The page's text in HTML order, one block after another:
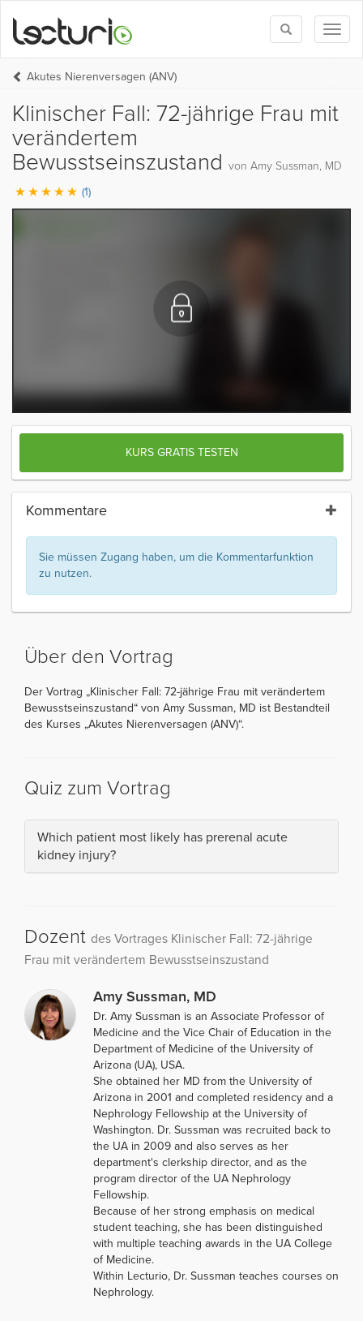
Toggle
search
Akutes Nierenversagen (ANV)
Klinischer Fall: 72-jährige Frau mit
verändertem
Bewusstseinszustand von Amy Sussman, MD
(1)
KURS GRATIS TESTEN
Kommentare
Sie müssen Zugang haben, um die Kommentarfunktion
zu nutzen.
Über den Vortrag
Der Vortrag „Klinischer Fall: 72-jährige Frau mit verändertem
Bewusstseinszustand“ von Amy Sussman, MD ist Bestandteil
des Kurses „Akutes Nierenversagen (ANV)“.
Quiz zum Vortrag
Which patient most likely has prerenal acute
kidney injury?
Dozent des Vortrages Klinischer Fall: 72-jährige
Frau mit verändertem Bewusstseinszustand
Amy Sussman, MD
Dr. Amy Sussman is an Associate Professor of
Medicine and the Vice Chair of Education in the
Department of Medicine of the University of
Arizona (UA), USA.
She obtained her MD from the University of
Arizona in 2001 and completed residency and a
Nephrology Fellowship at the University of
Washington. Dr. Sussman was recruited back to
the UA in 2009 and also serves as her
department's clerkship director, and as the
program director of the UA Nephrology
Fellowship.
Because of her strong emphasis on medical
student teaching, she has been distinguished
with multiple teaching awards in the UA College
of Medicine.
Within Lecturio, Dr. Sussman teaches courses on
Nephrology.